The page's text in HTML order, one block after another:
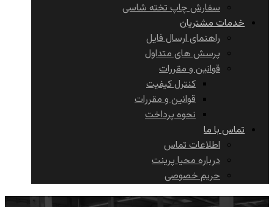
سفارش چاپ تخته شاسی
خدمات مشتریان
راهنمای ارسال فایل
پرسش های متداول
قوانین و مقررات
کنترل کیفیت
قوانین و مقررات
نحوه پرداخت
تماس با ما
اطلاعات تماس
درباره محیا پرینت
حریم خصوصی